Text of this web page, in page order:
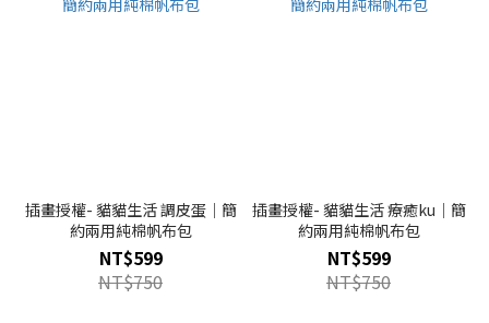
插畫授權- 貓貓生活 調皮蛋｜簡
約兩用純棉帆布包
NT$599
NT$750
插畫授權- 貓貓生活 療癒ku｜簡
約兩用純棉帆布包
NT$599
NT$750